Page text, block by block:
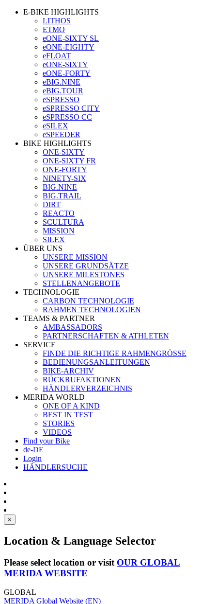
E-BIKE HIGHLIGHTS
LITHOS
ETMO
eONE-SIXTY SL
eONE-EIGHTY
eFLOAT
eONE-SIXTY
eONE-FORTY
eBIG.NINE
eBIG.TOUR
eSPRESSO
eSPRESSO CITY
eSPRESSO CC
eSILEX
eSPEEDER
BIKE HIGHLIGHTS
ONE-SIXTY
ONE-SIXTY FR
ONE-FORTY
NINETY-SIX
BIG.NINE
BIG.TRAIL
DIRT
REACTO
SCULTURA
MISSION
SILEX
ÜBER UNS
UNSERE MISSION
UNSERE GRUNDSÄTZE
UNSERE MILESTONES
STELLENANGEBOTE
TECHNOLOGIE
CARBON TECHNOLOGIE
RAHMEN TECHNOLOGIEN
TEAMS & PARTNER
AMBASSADORS
PARTNERSCHAFTEN & ATHLETEN
SERVICE
FINDE DIE RICHTIGE RAHMENGRÖSSE
BEDIENUNGSANLEITUNGEN
BIKE-ARCHIV
RÜCKRUFAKTIONEN
HÄNDLERVERZEICHNIS
MERIDA WORLD
ONE OF A KIND
BEST IN TEST
STORIES
VIDEOS
Find your Bike
de-DE
Login
HÄNDLERSUCHE
×
Location & Language Selector
Please select location or visit OUR GLOBAL
MERIDA WEBSITE
GLOBAL
MERIDA Global Website (EN)